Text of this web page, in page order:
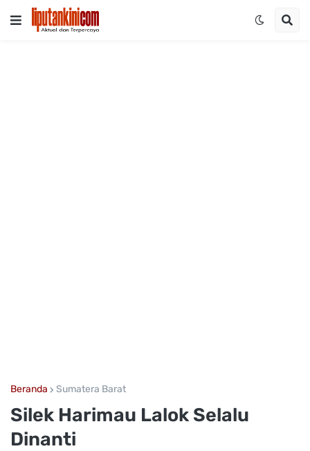
Beranda Sumatera Barat
Silek Harimau Lalok Selalu
Dinanti